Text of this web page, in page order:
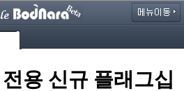
용 신규 플래그십